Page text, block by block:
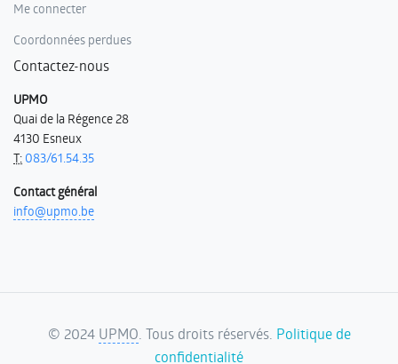
Me connecter
Coordonnées perdues
Contactez-nous
UPMO
Quai de la Régence 28
4130 Esneux
T: 083/61.54.35
Contact général
info@upmo.be
© 2024 UPMO . Tous droits réservés. Politique de
confidentialité